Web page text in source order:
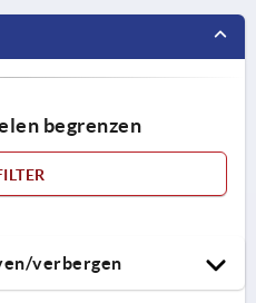
begrenzen
verbergen